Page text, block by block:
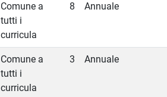
Comune a
tutti i
curricula
8 Annuale
Comune a
tutti i
curricula
3 Annuale